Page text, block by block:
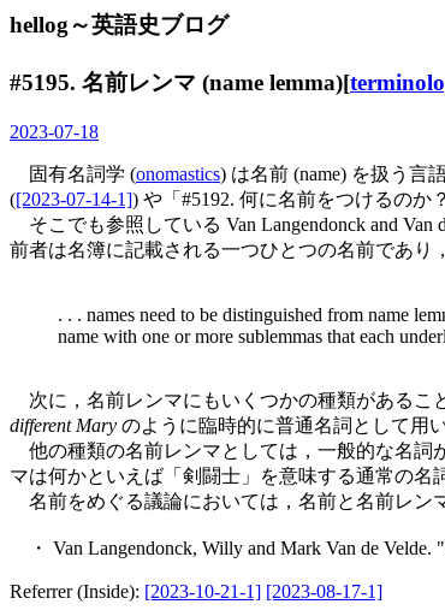
hellog～英語史ブログ
#5195. 名前レンマ (name lemma)[
2023-07-18
固有名詞学 (onomastics) は名前 (name) を扱う言
([2023-07-14-1]) や「#5192. 何に名前をつけるの
そこでも参照している Van Langendonck and
前者は名簿に記載される一つひとつの名前であり
. . . names need to be distinguished from name
name with one or more sublemmas that each
次に，名前レンマにもいくつかの種類があるこ
different Mary のように臨時的に普通名詞として用
他の種類の名前レンマとしては，一般的な名詞
マは何かといえば「剣闘士」を意味する通常の名
名前をめぐる議論においては，名前と名前レン
・ Van Langendonck, Willy and Mark Van de Velde.
Referrer (Inside): [2023-10-21-1] [2023-08-17-1]